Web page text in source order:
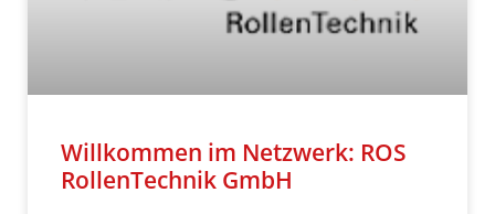
Willkommen im Netzwerk: ROS
RollenTechnik GmbH